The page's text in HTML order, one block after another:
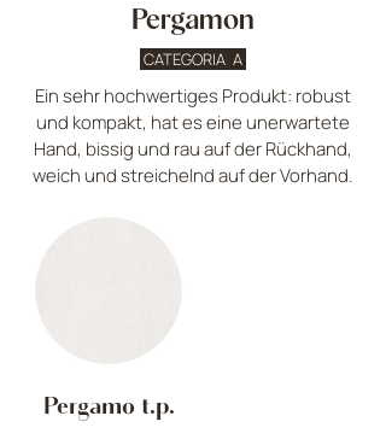
Pergamon
CATEGORIA A
Ein sehr hochwertiges Produkt: robust
und kompakt, hat es eine unerwartete
Hand, bissig und rau auf der Rückhand,
weich und streichelnd auf der Vorhand.
Pergamo t.p.